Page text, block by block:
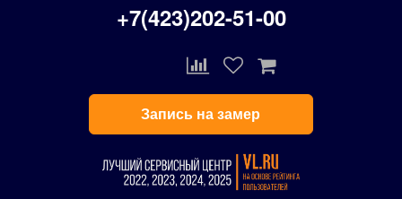
+7(423)202-51-00
Запись на замер